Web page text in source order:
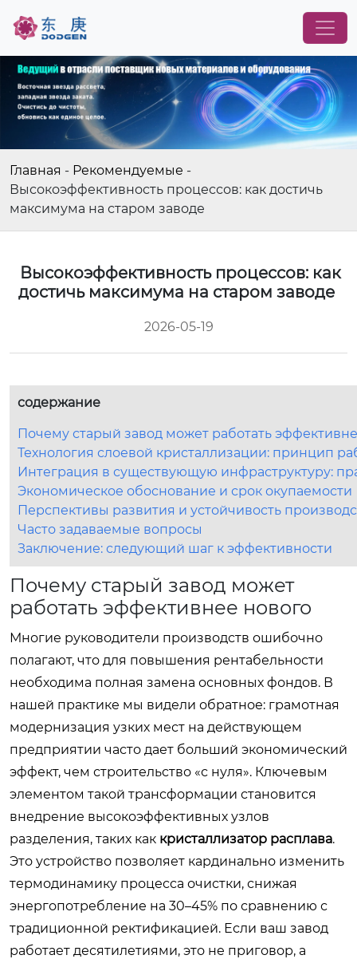
Главная - Рекомендуемые -
Высокоэффективность процессов: как достичь
максимума на старом заводе
Высокоэффективность процессов: как
достичь максимума на старом заводе
2026-05-19
содержание
Почему старый завод может работать
Технология слоевой кристаллизации: принцип
Интеграция в существующую инфраструктуру:
Экономическое обоснование и срок окупаемости
Перспективы развития и устойчивость
Часто задаваемые вопросы
Заключение: следующий шаг к эффективности
Почему старый завод может
работать эффективнее нового
Многие руководители производств ошибочно
полагают, что для повышения рентабельности
необходима полная замена основных фондов. В
нашей практике мы видели обратное: грамотная
модернизация узких мест на действующем
предприятии часто дает больший экономический
эффект, чем строительство «с нуля». Ключевым
элементом такой трансформации становится
внедрение высокоэффективных узлов
разделения, таких как кристаллизатор расплава.
Это устройство позволяет кардинально изменить
термодинамику процесса очистки, снижая
энергопотребление на 30–45% по сравнению с
традиционной ректификацией. Если ваш завод
работает десятилетиями, это не приговор, а